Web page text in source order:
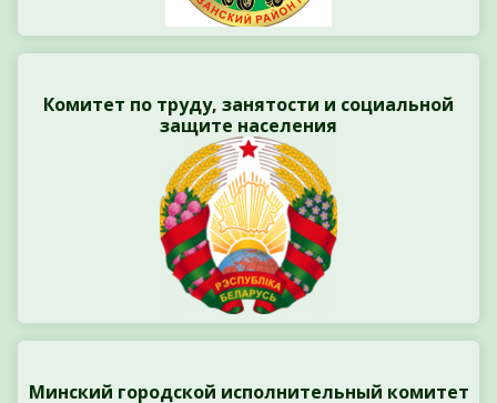
Комитет по труду, занятости и социальной
защите населения
Минский городской исполнительный комитет